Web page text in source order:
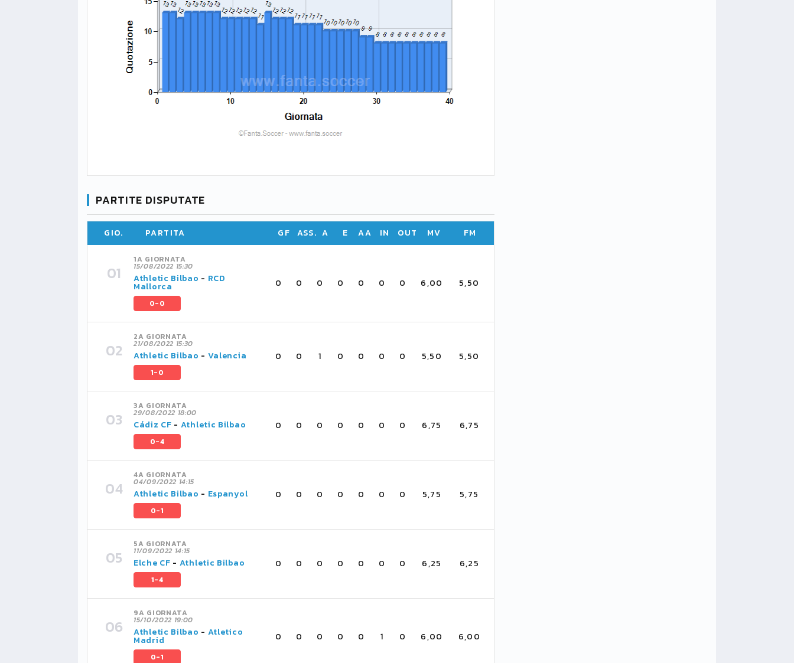
PARTITE DISPUTATE
GIO. PARTITA GF ASS. A E AA IN OUT MV FM
1A GIORNATA
15/08/2022 15:30
Athletic Bilbao - RCD
Mallorca
0-0
0 0 0 0 0 0 0 6,00 5,50
2A GIORNATA
21/08/2022 15:30
Athletic Bilbao - Valencia
1-0
0 0 1 0 0 0 0 5,50 5,50
3A GIORNATA
29/08/2022 18:00
Cádiz CF - Athletic Bilbao
0-4
0 0 0 0 0 0 0 6,75 6,75
4A GIORNATA
04/09/2022 14:15
Athletic Bilbao - Espanyol
0-1
0 0 0 0 0 0 0 5,75 5,75
5A GIORNATA
11/09/2022 14:15
Elche CF - Athletic Bilbao
1-4
0 0 0 0 0 0 0 6,25 6,25
9A GIORNATA
15/10/2022 19:00
Athletic Bilbao - Atletico
Madrid
0-1
0 0 0 0 0 1 0 6,00 6,00